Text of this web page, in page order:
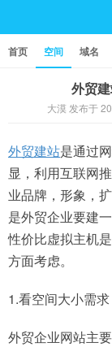
首页 空间 域名
外贸
大漠 发布于
外贸建站是通过
显，利用互联网
业品牌，形象，
是外贸企业要建
性价比虚拟主机
方面考虑。
1.看空间大小需求
外贸企业网站主